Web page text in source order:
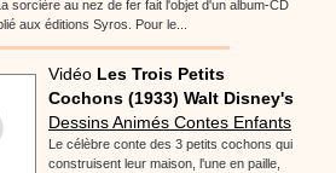
sorcière au nez de fer fait l'objet d'un album-CD
aux éditions Syros. Pour le...
Vidéo Les Trois Petits
Cochons (1933) Walt Disney's
Dessins Animés Contes Enfants
Le célèbre conte des 3 petits cochons qui
construisent leur maison, l'une en paille,